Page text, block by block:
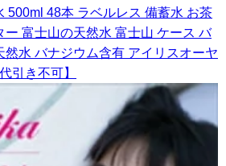
500ml 48本 ラベルレス 備蓄水 お茶
ー 富士山の天然水 富士山 ケース バ
然水 バナジウム含有 アイリスオーヤ
引き不可】